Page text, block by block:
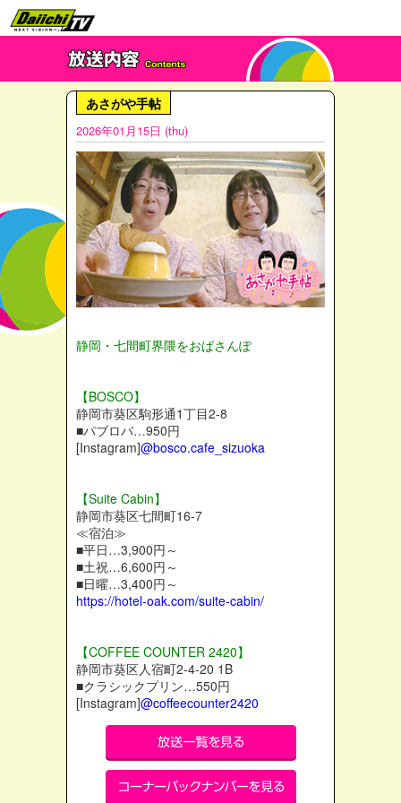
あさがや手帖
2026年01月15日 (thu)
静岡・七間町界隈をおばさんぽ
【BOSCO】
静岡市葵区駒形通1丁目2-8
■パブロバ…950円
[Instagram]@bosco.cafe_sizuoka
【Suite Cabin】
静岡市葵区七間町16-7
≪宿泊≫
■平日…3,900円～
■土祝…6,600円～
■日曜…3,400円～
https://hotel-oak.com/suite-cabin/
【COFFEE COUNTER 2420】
静岡市葵区人宿町2-4-20 1B
■クラシックプリン…550円
[Instagram]@coffeecounter2420